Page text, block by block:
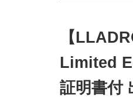
【
Limited
証明書付